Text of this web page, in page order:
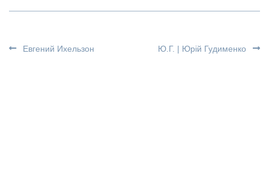
Евгений Ихельзон Ю.Г. | Юрій Гудименко